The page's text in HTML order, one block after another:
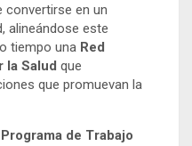
convertirse en un
alineándose este
tiempo una Red
la Salud que
que promuevan la
Programa de Trabajo